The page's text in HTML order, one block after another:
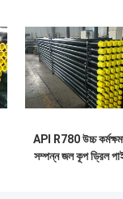
API R780 উচ্চ
সম্পন্ন জল কূপ ড্রিল